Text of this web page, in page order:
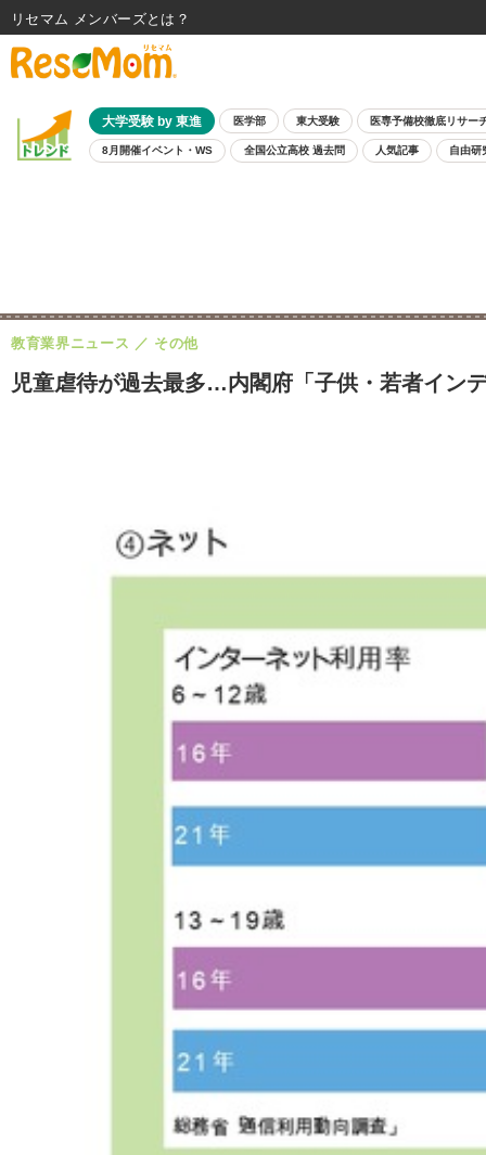
大学受験 by 東進 医学部 東大受験 医専予備校徹底リサー
8月開催イベント・WS 全国公立高校 過去問 人気記事 自由研
児童虐待が過去最多…内閣府「子供・若者イン
教育業界ニュース その他
リセマム メンバーズ